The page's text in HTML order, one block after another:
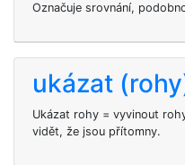
Označuje srovnání,
ukázat
Ukázat rohy = vyvinout
vidět, že jsou přítomny.